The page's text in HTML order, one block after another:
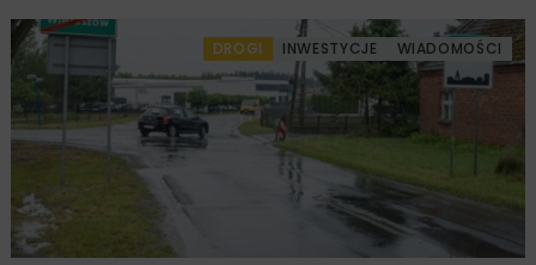
DROGI INWESTYCJE WIADOMOŚCI